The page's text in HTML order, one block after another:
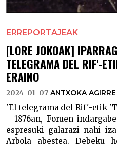
ERREPORTAJEAK
[LORE JOKOAK]
TELEGRAMA DEL RIF'-
ERAINO
2024-01-07 ANTXOKA AGIRRE
'El telegrama del Rif'-etik
- 1876an, Foruen
espresuki galarazi nahi
Arbola abestea. Debeku